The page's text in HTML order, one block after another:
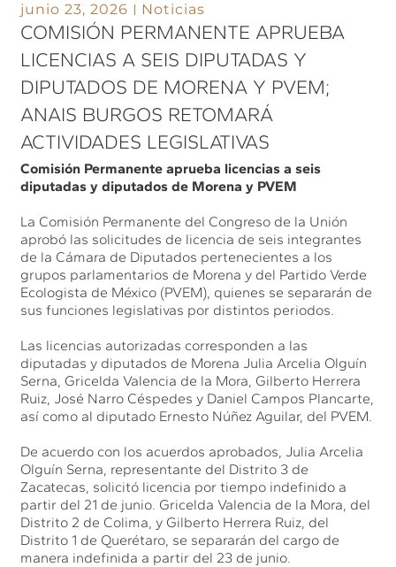
junio 23, 2026 Noticias
COMISIÓN PERMANENTE APRUEBA
LICENCIAS A SEIS DIPUTADAS Y
DIPUTADOS DE MORENA Y PVEM;
ANAIS BURGOS RETOMARÁ
ACTIVIDADES LEGISLATIVAS
Comisión Permanente aprueba licencias a seis
diputadas y diputados de Morena y PVEM
La Comisión Permanente del Congreso de la Unión
aprobó las solicitudes de licencia de seis integrantes
de la Cámara de Diputados pertenecientes a los
grupos parlamentarios de Morena y del Partido Verde
Ecologista de México (PVEM), quienes se separarán de
sus funciones legislativas por distintos periodos.
Las licencias autorizadas corresponden a las
diputadas y diputados de Morena Julia Arcelia Olguín
Serna, Gricelda Valencia de la Mora, Gilberto Herrera
Ruiz, José Narro Céspedes y Daniel Campos Plancarte,
así como al diputado Ernesto Núñez Aguilar, del PVEM.
De acuerdo con los acuerdos aprobados, Julia Arcelia
Olguín Serna, representante del Distrito 3 de
Zacatecas, solicitó licencia por tiempo indefinido a
partir del 21 de junio. Gricelda Valencia de la Mora, del
Distrito 2 de Colima, y Gilberto Herrera Ruiz, del
Distrito 1 de Querétaro, se separarán del cargo de
manera indefinida a partir del 23 de junio.